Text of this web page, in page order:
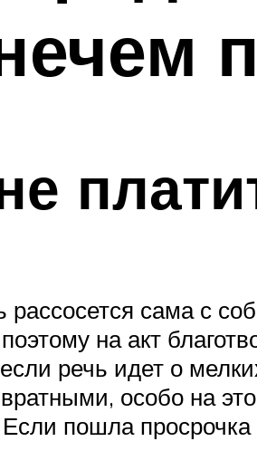
сама с
на акт
речь идет о
особо на
пошла